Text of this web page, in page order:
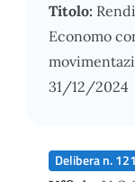
Titolo:
Economo
31/12/2024
Delibera n.